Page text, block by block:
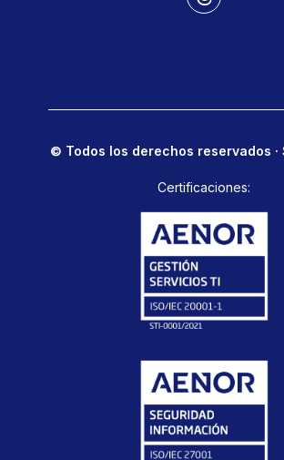
© Todos los derechos reservados ·
Certificaciones: